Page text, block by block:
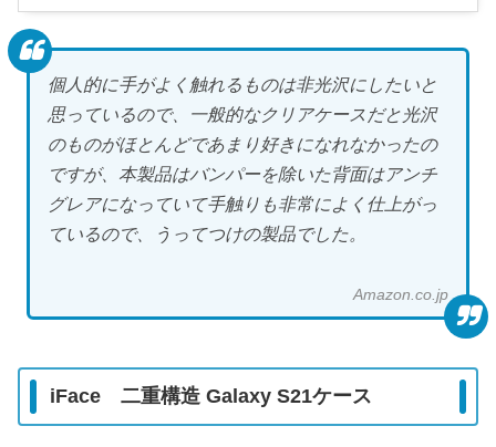
個人的に手がよく触れるものは非光沢にしたいと
思っているので、一般的なクリアケースだと光沢
のものがほとんどであまり好きになれなかったの
ですが、本製品はバンパーを除いた背面はアンチ
グレアになっていて手触りも非常によく仕上がっ
ているので、うってつけの製品でした。
Amazon.co.jp
iFace 二重構造 Galaxy S21ケース